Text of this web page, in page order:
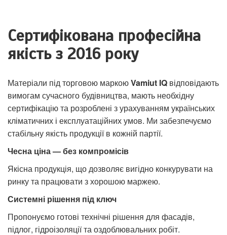
Сертифікована професійна
якість з 2016 року
Матеріали під торговою маркоюVamiut IQ відповідають
вимогам сучасного будівництва, мають необхідну
сертифікацію та розроблені з урахуванням українських
кліматичних і експлуатаційних умов. Ми забезпечуємо
стабільну якість продукції в кожній партії.
Чесна ціна — без компромісів
Якісна продукція, що дозволяє вигідно конкурувати на
ринку та працювати з хорошою маржею.
Системні рішення під ключ
Пропонуємо готові технічні рішення для фасадів,
підлог, гідроізоляції та оздоблювальних робіт.